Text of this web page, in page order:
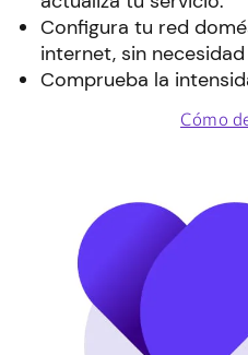
Configura tu red
internet, sin
Comprueba la
Cómo